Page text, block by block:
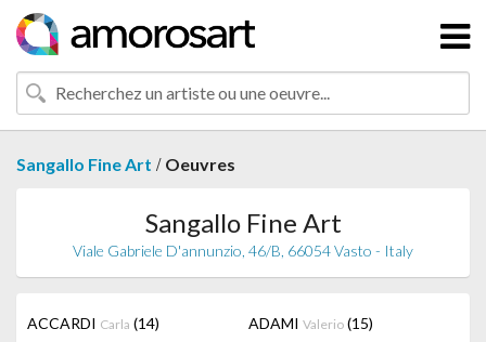
Sangallo Fine Art / Oeuvres
Sangallo Fine Art
Viale Gabriele D'annunzio, 46/B, 66054 Vasto - Italy
ACCARDI Carla (14) ADAMI Valerio (15)